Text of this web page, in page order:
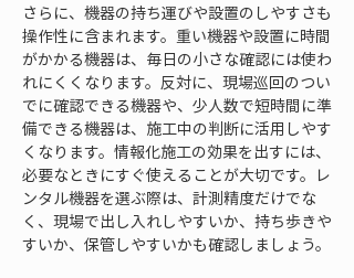
さらに、機器の持ち運びや設置のしやすさも
操作性に含まれます。重い機器や設置に時間
がかかる機器は、毎日の小さな確認には使わ
れにくくなります。反対に、現場巡回のつい
でに確認できる機器や、少人数で短時間に準
備できる機器は、施工中の判断に活用しやす
くなります。情報化施工の効果を出すには、
必要なときにすぐ使えることが大切です。レ
ンタル機器を選ぶ際は、計測精度だけでな
く、現場で出し入れしやすいか、持ち歩きや
すいか、保管しやすいかも確認しましょう。